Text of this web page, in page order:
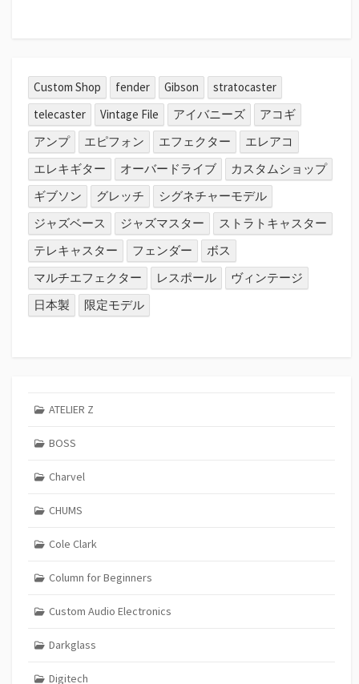
Custom Shop fender Gibson
stratocaster
telecaster
Vintage File アイバニーズ
アコギ
アンプ
エピフォン エフェクター
エレアコ
エレキギター
オーバードライブ
カスタムショップ
ギブソン
グレッチ
シグネチャーモデル
ジャズベース
ジャズマスター
ストラトキャスター
テレキャスター
フェンダー
ボス
マルチエフェクター
レスポール
ヴィンテージ
日本製
限定モデル
ATELIER Z
BOSS
Charvel
CHUMS
Cole Clark
Column for Beginners
Custom Audio Electronics
Darkglass
Digitech